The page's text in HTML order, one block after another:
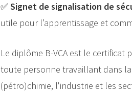
✅Signet de signalisation de
utile pour l’apprentissage et
Le diplôme B-VCA est le certificat
toute personne travaillant dans
(pétro)chimie, l'industrie et les